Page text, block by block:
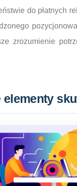
do płatnych
zrozumienie